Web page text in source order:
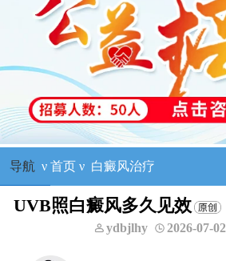
导航 ν 首页ν 白癜风治疗
UVB照白癜风多久见效
ydbjlhy 2026-07-02